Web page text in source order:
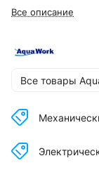
Все описание
Все товары